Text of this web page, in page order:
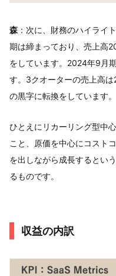
森 ：次に、財務のハイライ
期は締まっており、売上高
をしています。2024年9月
す。3クオーターの売上高
の黒字に転換をしています。
ひとえにリカーリング型中
こと、原価を中心にコスト
を出しながら成長するとい
るものです。
収益の内訳